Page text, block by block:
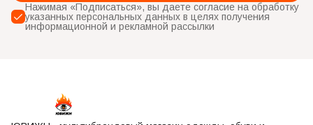
Нажимая «Подписаться», вы даете согласие на обработку
указанных персональных данных в целях получения
информационной и рекламной рассылки